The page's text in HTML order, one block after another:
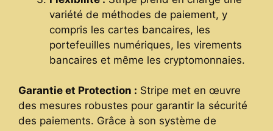
variété de méthodes de paiement, y
compris les cartes bancaires, les
portefeuilles numériques, les virements
bancaires et même les cryptomonnaies.
Garantie et Protection : Stripe met en œuvre
des mesures robustes pour garantir la sécurité
des paiements. Grâce à son système de